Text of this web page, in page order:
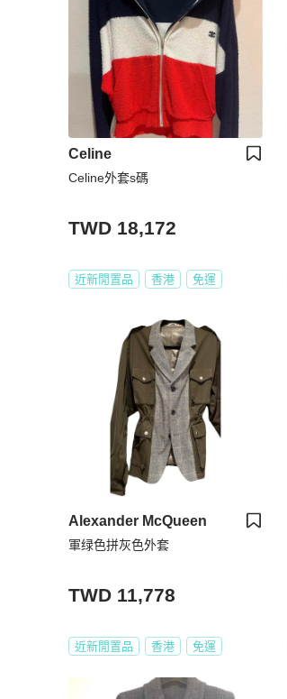
Celine
Celine外套s碼
TWD 18,172
近新閒置品 香港 免運
Alexander McQueen
軍绿色拼灰色外套
TWD 11,778
近新閒置品 香港 免運